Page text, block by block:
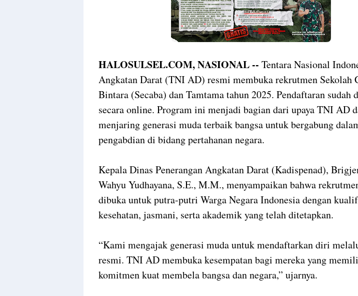
HALOSULSEL.COM, NASIONAL -- Tentara Nasional
Angkatan Darat (TNI AD) resmi membuka rekrutmen Sekolah
Bintara (Secaba) dan Tamtama tahun 2025. Pendaftaran sudah
secara online. Program ini menjadi bagian dari upaya TNI AD
menjaring generasi muda terbaik bangsa untuk bergabung
pengabdian di bidang pertahanan negara.
Kepala Dinas Penerangan Angkatan Darat (Kadispenad),
Wahyu Yudhayana, S.E., M.M., menyampaikan bahwa
dibuka untuk putra-putri Warga Negara Indonesia dengan
kesehatan, jasmani, serta akademik yang telah ditetapkan.
“Kami mengajak generasi muda untuk mendaftarkan diri
resmi. TNI AD membuka kesempatan bagi mereka yang
komitmen kuat membela bangsa dan negara,” ujarnya.